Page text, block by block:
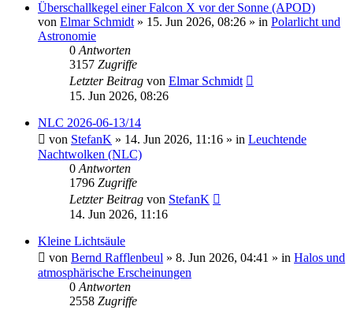
Überschallkegel einer Falcon X vor der Sonne (APOD)
von Elmar Schmidt » 15. Jun 2026, 08:26 » in Polarlicht und
Astronomie
0 Antworten
3157 Zugriffe
Letzter Beitrag von Elmar Schmidt
15. Jun 2026, 08:26
NLC 2026-06-13/14
von StefanK » 14. Jun 2026, 11:16 » in Leuchtende
Nachtwolken (NLC)
0 Antworten
1796 Zugriffe
Letzter Beitrag von StefanK
14. Jun 2026, 11:16
Kleine Lichtsäule
von Bernd Rafflenbeul » 8. Jun 2026, 04:41 » in Halos und
atmosphärische Erscheinungen
0 Antworten
2558 Zugriffe